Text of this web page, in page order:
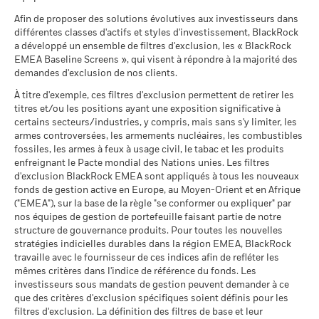
fiable des performances futures. Les marchés pourraient
évoluer très différemment. Ceci peut vous aider à évaluer la
façon dont le fonds a été géré dans le passé
La performance est indiquée sur la base de la Valeur nette
d’inventaire (VNI), avec le revenu brut réinvesti le cas échéant.
Le rendement de votre investissement peut augmenter ou
diminuer en raison des fluctuations des devises si votre
investissement est effectué dans une devise autre que celle
utilisée dans le calcul des performances passées. Source :
Blackrock
(catégorie d’actions A) s’élèvent à 5 % de la valeur
d’inventaire nette. Il n’y a aucun frais de sortie. La taxe sur les
opérations boursières associée à la sortie et à la conversion
d’actions d'organismes de placement collectif (actions de
capitalisation) s'élève à 1,32% (max. 4000 €). Les dividendes
perçus au titre des actions de distribution sont soumis au
précompte mobilier belge de 30%. Le précompte mobilier
belge applicable aux intérêts inclus dans le prix de rachat des
actions de capitalisation et de distribution investissant plus
de 10% de leurs actifs dans des titres de créance s'élève à
30%.
Publication de la valeur nette d'inventaire:
www.blackrock.com/be, De Tijd,www.fundinfo.com. Pour toute
réclamation concernant ce compartiment, veuillez contacter
BlackRock au 02 402 49 00 ou par e-mail à l’adresse
belux@blackrock.com.Pour votre protection, les appels
téléphoniques sont souvent enregistrés.Vous pouvez
également contacter le Service de médiation des
consommateurs. Vous trouverez de plus amples informations
à l’adressehttp://www.ombudsfin.be .
Favorable
Ce que vous pourriez obtenir après
Rendement annuel moyen
Le scénario de tension montre ce que vous pourriez obtenir
dans des situations de marché extrêmes.
au 17/juil./2026
Pointage de qualité ESG
MSCI (0-10)
6,27
Classification mondiale des
fonds selon Lipper
Equity Sector Information
Technology
Moyenne pondérée de
l'intensité carbone MSCI
(tonnes de CO2e/M$ de
ventes)
au 17/juil./2026
60,36
% des avoirs à l'égard
desquels des données ESG
MSCI
au 17/juil./2026
97,98
Pointage de qualité ESG
MSCI - centile par rapport aux
au 17/juil./2026
Pacte mondial des Nations
Unies
au -
MSCI - Charbon thermique
au -
-
MSCI - Sables bitumineux
au -
Données sur la
participation aux secteurs
d'activité
-
Pourcentage des avoirs du
fonds à l'égard desquels
des données ne sont pas
disponibles
au -
L'exposition de BlackRock aux secteurs d'activité, telle qu'elle
Voir tous les documents
Afin de proposer des solutions évolutives aux investisseurs dans
différentes classes d'actifs et styles d'investissement, BlackRock
a développé un ensemble de filtres d'exclusion, les « BlackRock
EMEA Baseline Screens », qui visent à répondre à la majorité des
demandes d'exclusion de nos clients.
À titre d'exemple, ces filtres d'exclusion permettent de retirer les
titres et/ou les positions ayant une exposition significative à
certains secteurs/industries, y compris, mais sans s'y limiter, les
armes controversées, les armements nucléaires, les combustibles
fossiles, les armes à feux à usage civil, le tabac et les produits
enfreignant le Pacte mondial des Nations unies. Les filtres
d'exclusion BlackRock EMEA sont appliqués à tous les nouveaux
fonds de gestion active en Europe, au Moyen-Orient et en Afrique
("EMEA"), sur la base de la règle "se conformer ou expliquer" par
nos équipes de gestion de portefeuille faisant partie de notre
structure de gouvernance produits. Pour toutes les nouvelles
stratégies indicielles durables dans la région EMEA, BlackRock
travaille avec le fournisseur de ces indices afin de refléter les
mêmes critères dans l'indice de référence du fonds. Les
investisseurs sous mandats de gestion peuvent demander à ce
que des critères d'exclusion spécifiques soient définis pour les
filtres d'exclusion. La définition des filtres de base et leur